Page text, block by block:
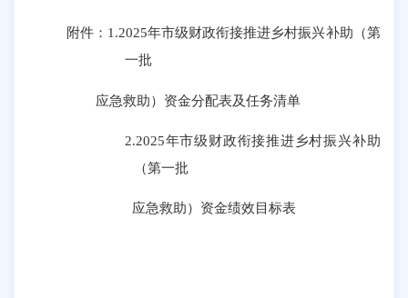
附件： 1.2025年市级财政衔接推进乡村振兴补助（第
一批
应急救助）资金分配表及任务清单
2.2025年市级财政衔接推进乡村振兴补助
（第一批
应急救助）资金绩效目标表